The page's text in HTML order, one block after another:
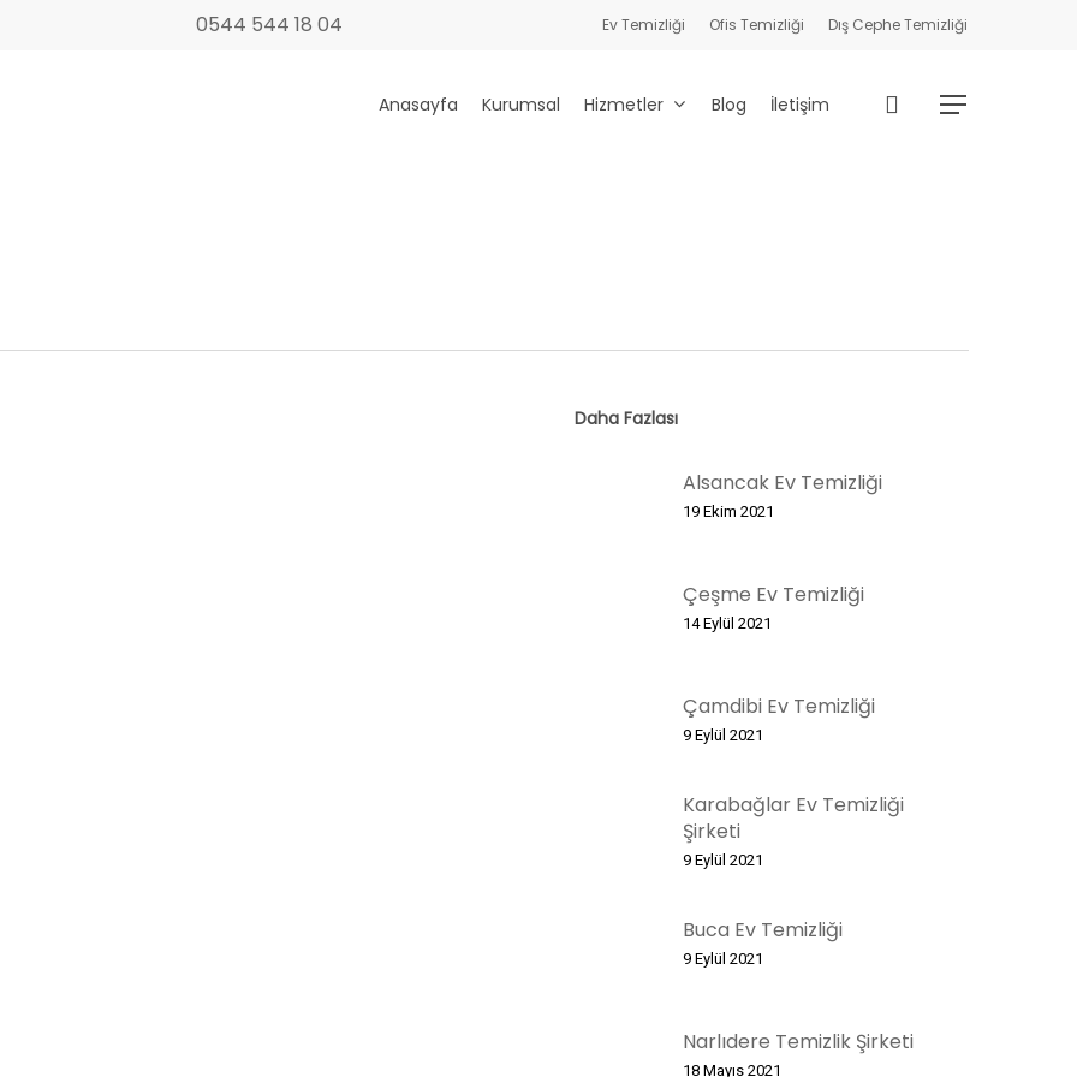
0544 544 18 04 Ev Temizliği Ofis Temizliği Dış Cephe Temizliği
Anasayfa Kurumsal Hizmetler Blog İletişim search
Menu
Daha Fazlası
Alsancak Ev Temizliği
19 Ekim 2021
Çeşme Ev Temizliği
14 Eylül 2021
Çamdibi Ev Temizliği
9 Eylül 2021
Karabağlar Ev Temizliği
Şirketi
9 Eylül 2021
Buca Ev Temizliği
9 Eylül 2021
Narlıdere Temizlik Şirketi
18 Mayıs 2021